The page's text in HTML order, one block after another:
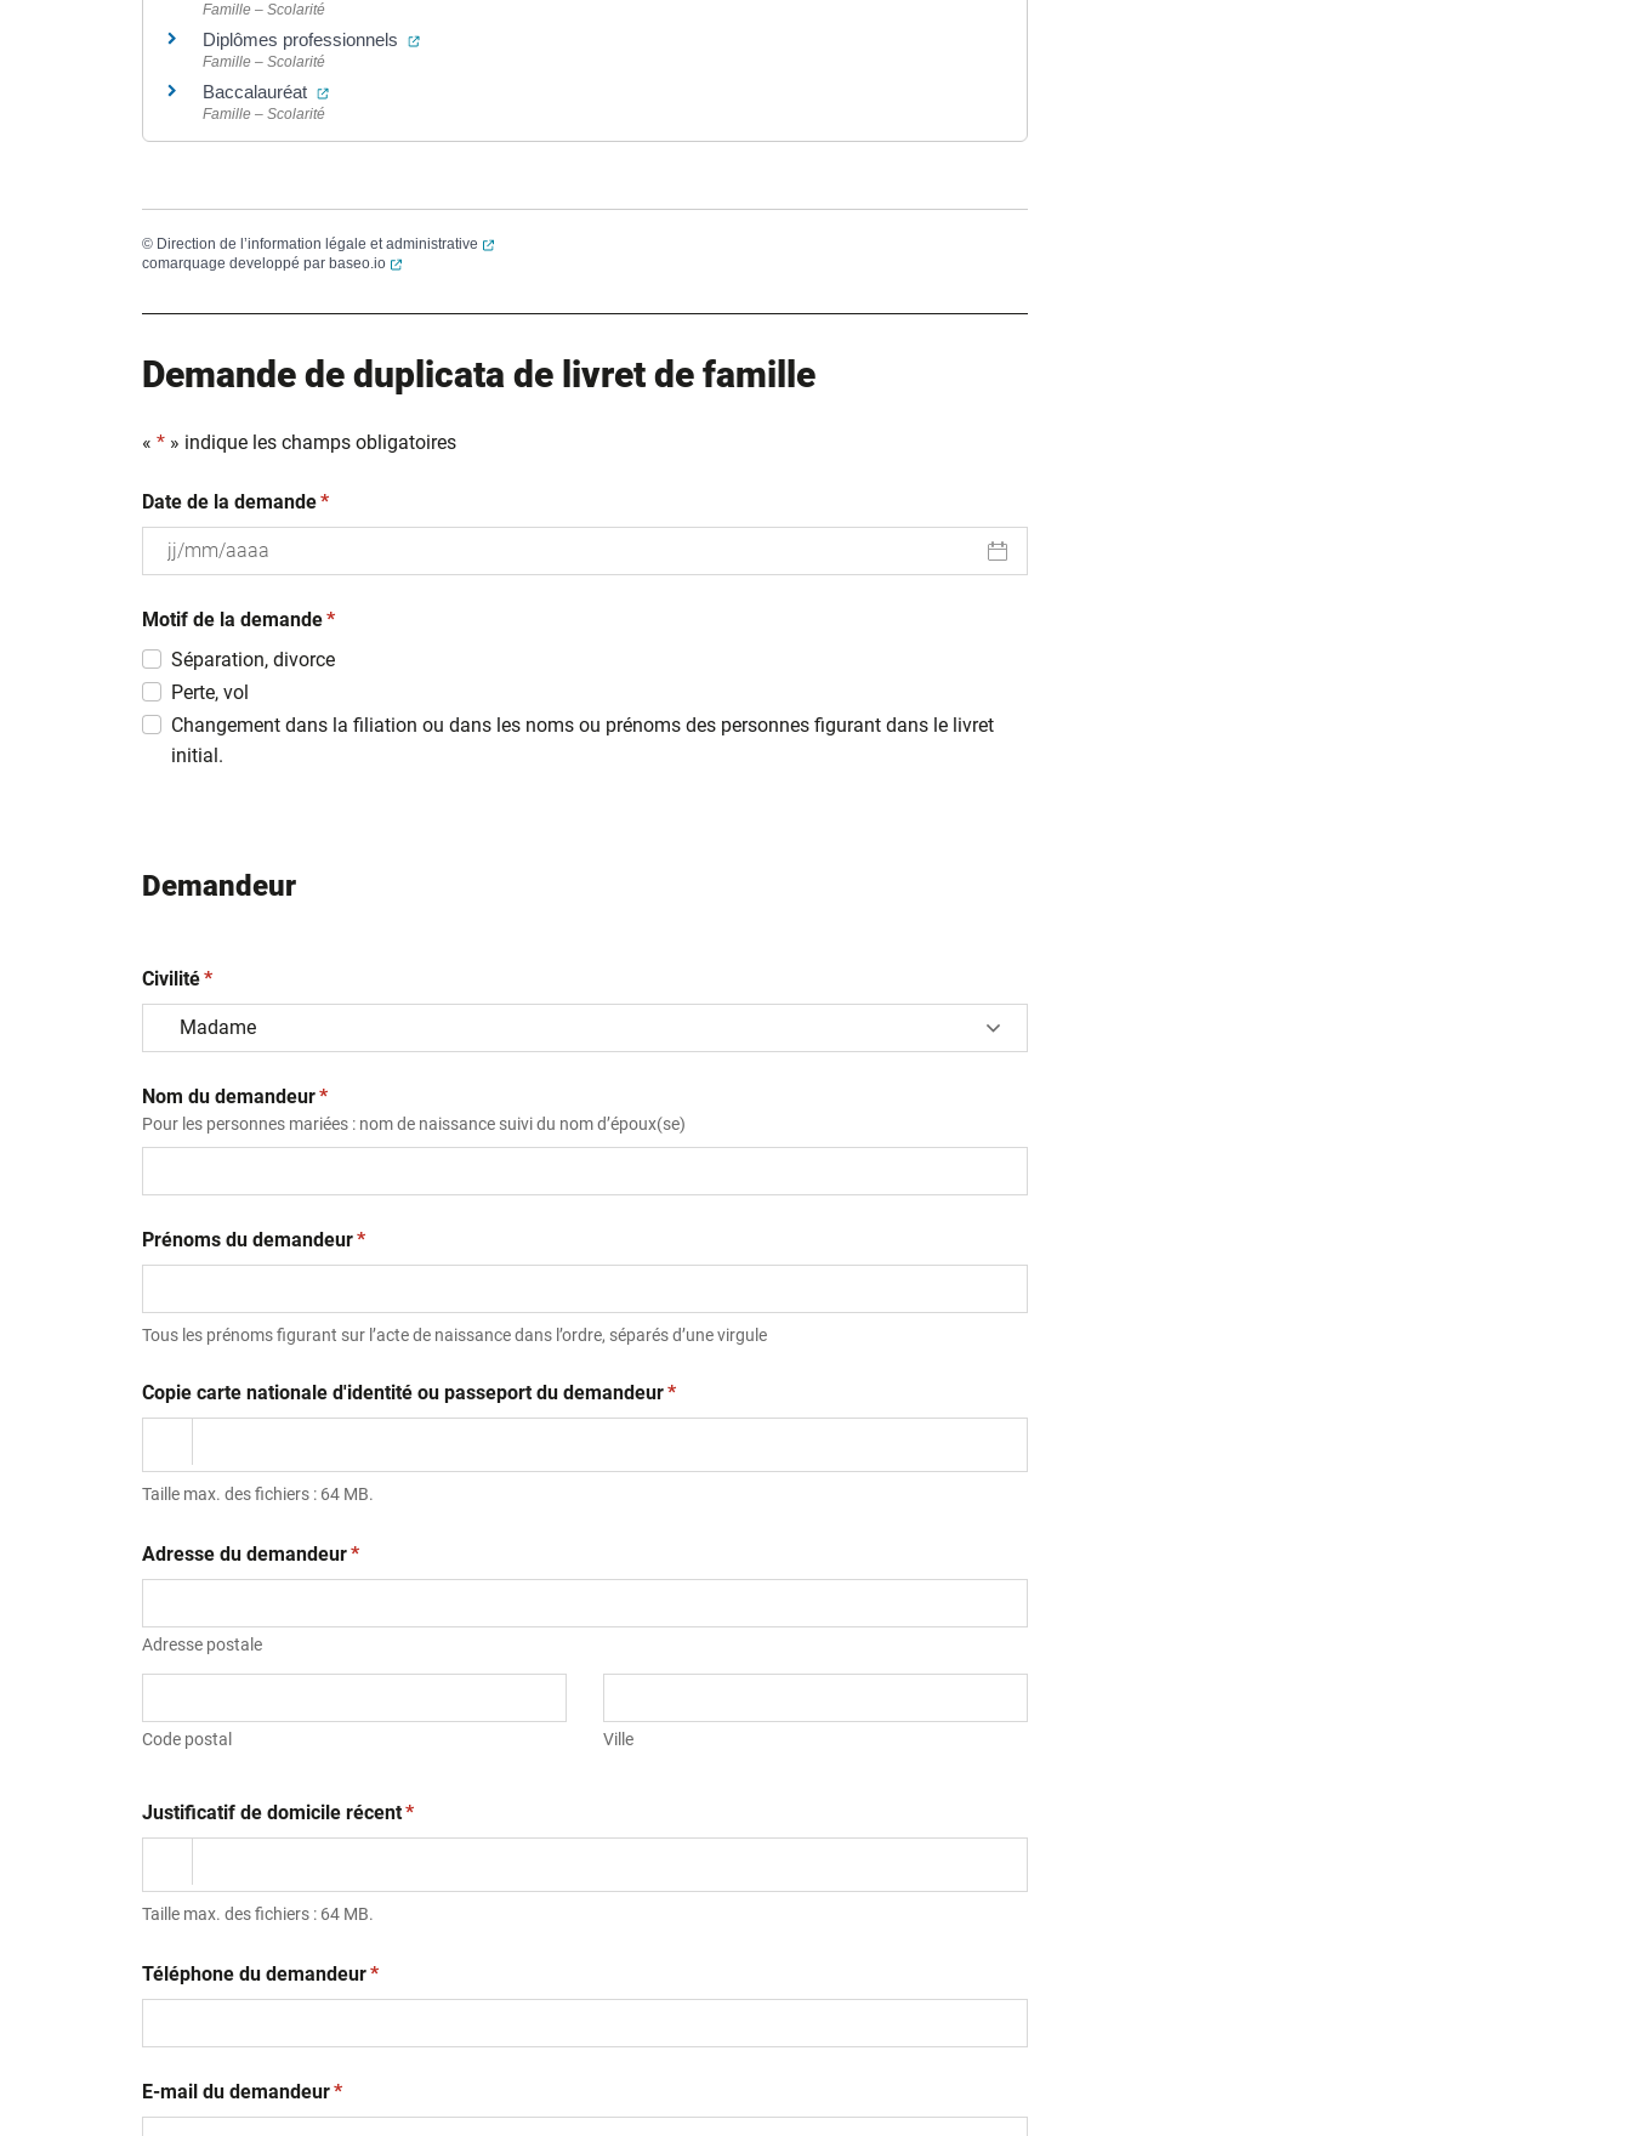
Famille – Scolarité
Diplômes professionnels (ouverture dans un nouvel onglet)
Famille – Scolarité
Baccalauréat (ouverture dans un nouvel onglet)
Famille – Scolarité
© Direction de l’information légale et administrative
(ouverture dans un nouvel onglet)
comarquage developpé par baseo.io (ouverture dans un nouvel onglet)
Demande de duplicata de livret de famille
« * » indique les champs obligatoires
Date de la demande(obligatoire)
*
slash
MM
slash
AAAA
Motif de la demande(obligatoire)
*
Séparation, divorce
Perte, vol
Changement dans la filiation ou dans les noms ou prénoms des personnes figurant dans le livret
initial.
Demandeur
Civilité(obligatoire)
*
Nom du demandeur(obligatoire)
*
Pour les personnes mariées : nom de naissance suivi du nom d’époux(se)
Prénoms du demandeur(obligatoire)
*
Tous les prénoms figurant sur l’acte de naissance dans l’ordre, séparés d’une virgule
Copie carte nationale d'identité ou passeport du demandeur(obligatoire)
*
Taille max. des fichiers : 64 MB.
Adresse du demandeur(obligatoire)
*
Adresse postale
Code postal Ville
Justificatif de domicile récent(obligatoire)
*
Taille max. des fichiers : 64 MB.
Téléphone du demandeur(obligatoire)
*
E-mail du demandeur(obligatoire)
*